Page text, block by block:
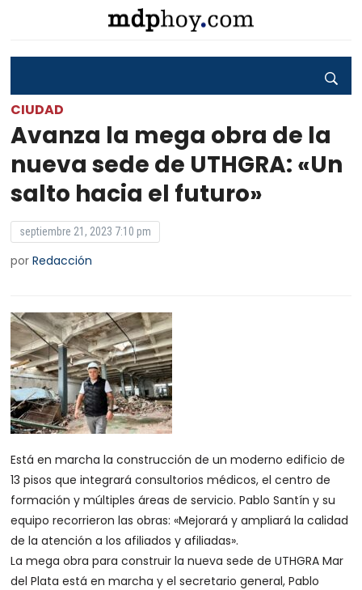
CIUDAD
Avanza la mega obra de la
nueva sede de UTHGRA: «Un
salto hacia el futuro»
septiembre 21, 2023 7:10 pm
porRedacción
Está en marcha la construcción de un moderno edificio de
13 pisos que integrará consultorios médicos, el centro de
formación y múltiples áreas de servicio. Pablo Santín y su
equipo recorrieron las obras: «Mejorará y ampliará la calidad
de la atención a los afiliados y afiliadas».
La mega obra para construir la nueva sede de UTHGRA Mar
del Plata está en marcha y el secretario general, Pablo